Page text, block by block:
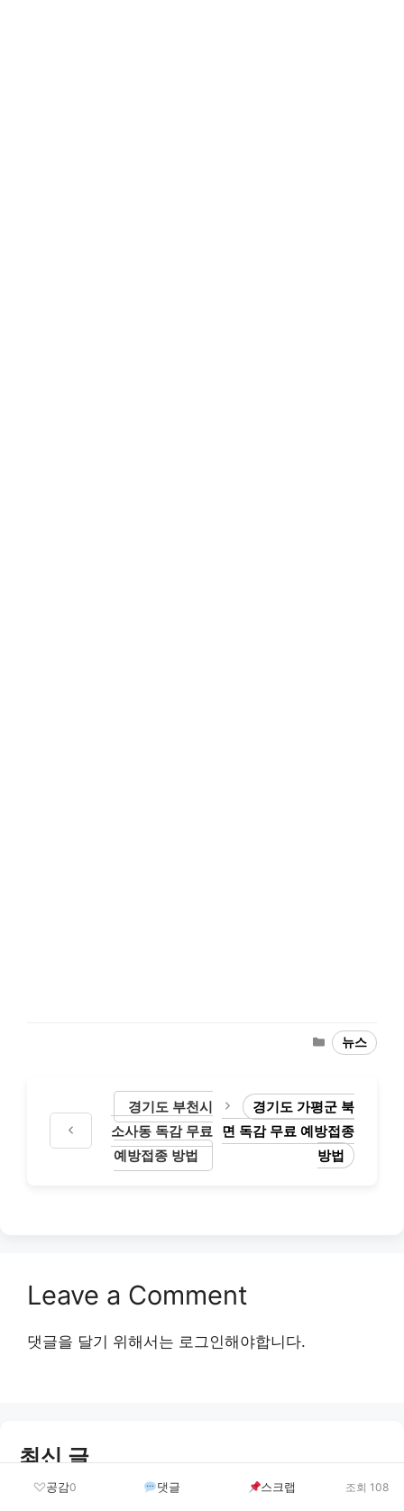
Categories
뉴스
경기도 부천시
소사동 독감 무료
예방접종 방법
경기도 가평군 북
면 독감 무료 예방접종
방법
Leave a Comment
댓글을 달기 위해서는 로그인해야합니다.
최신 글
공감0 댓글 스크랩 조회 108